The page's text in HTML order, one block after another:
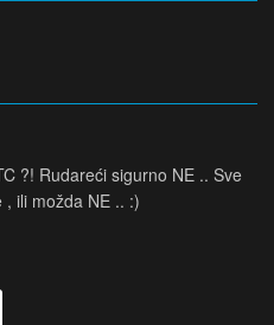
?! Rudareći sigurno NE .. Sve
ili možda NE .. :)